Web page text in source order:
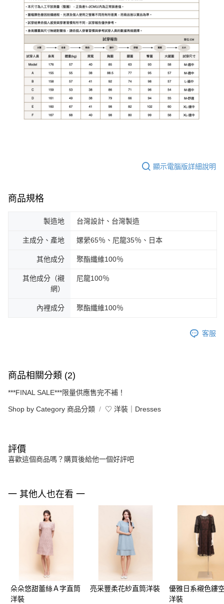
顯示電腦版詳細說明
商品規格
製造地 台灣設計、台灣製造
主成分、產地 嫘縈65％、尼龍35％、日本
其他成分 聚酯纖維100％
其他成分（襯
網）
尼龍100％
內裡成分 聚酯纖維100％
客服
商品相關分類 (2)
***FINAL SALE***限量供應售完不補！
Shop by Category 商品分類 ♡ 洋裝｜Dresses
評價
喜歡這個商品嗎？購買後給他一個好評吧
一 其他人也在看 一
朵朵悠甜蕾絲Ａ字直筒
洋裝
亮采豐柔花紗直筒洋裝
優雅日系襯色鏤
洋裝